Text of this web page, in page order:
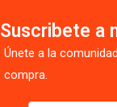
Suscribete a
Únete a la
compra.